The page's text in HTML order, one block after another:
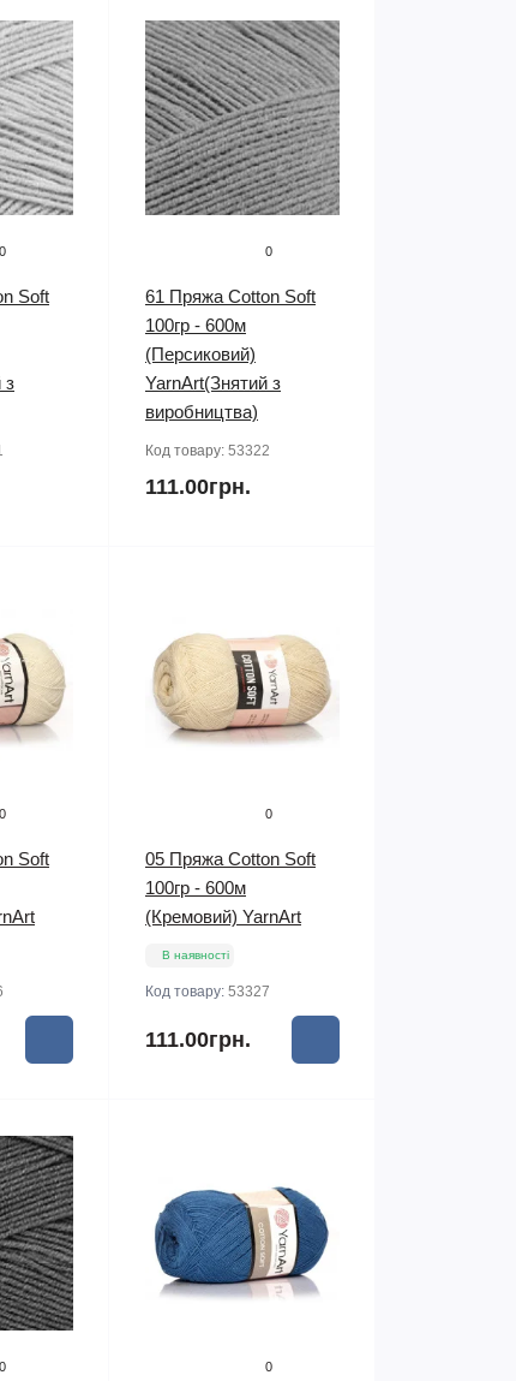
0
Soft
з
0
61 Пряжа Cotton Soft
100гр - 600м
(Персиковий)
YarnArt(Знятий з
виробництва)
Код товару: 53322
111.00грн.
0
Soft
0
05 Пряжа Cotton Soft
100гр - 600м
(Кремовий) YarnArt
В наявності
Код товару: 53327
111.00грн.
0 0